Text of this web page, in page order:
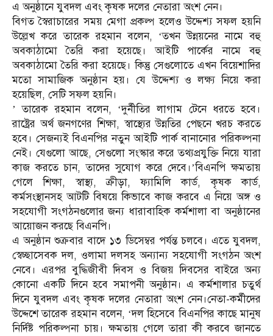
এ অনুষ্ঠানে যুবদল এবং কৃষক দলের নেতারা অংশ নেন।
বিগত স্বৈরাচারের সময় মেগা প্রকল্প হলেও উদ্দেশ্য সফল হয়নি
উল্লেখ করে তারেক রহমান বলেন, ‘তখন উন্নয়নের নামে বহু
অবকাঠামো তৈরি করা হয়েছে। আইটি পার্কের নামে বহু
অবকাঠামো তৈরি করা হয়েছে। কিন্তু সেগুলোতে এখন বিয়েশাদির
মতো সামাজিক অনুষ্ঠান হয়। যে উদ্দেশ্য ও লক্ষ্য নিয়ে করা
হয়েছিল, সেটি সফল হয়নি।
’ তারেক রহমান বলেন, ‘দুর্নীতির লাগাম টেনে ধরতে হবে।
রাষ্ট্রের অর্থ জনগণের শিক্ষা, স্বাস্থ্যের উন্নতির পেছনে খরচ করতে
হবে। সেজন্যই বিএনপির নতুন আইটি পার্ক বানানোর পরিকল্পনা
নেই। যেগুলো আছে, সেগুলো সংস্কার করে তথ্যপ্রযুক্তি নিয়ে যারা
কাজ করতে চান, তাদের সুযোগ করে দেবে।’বিএনপি ক্ষমতায়
গেলে শিক্ষা, স্বাস্থ্য, ক্রীড়া, ফ্যামিলি কার্ড, কৃষক কার্ড,
কর্মসংস্থানসহ আটটি বিষয়ে কিভাবে কাজ করবে এ নিয়ে অঙ্গ ও
সহযোগী সংগঠনগুলোর জন্য ধারাবাহিক কর্মশালা বা অনুষ্ঠানের
আয়োজন করছে বিএনপি।
এ অনুষ্ঠান শুক্রবার বাদে ১৩ ডিসেম্বর পর্যন্ত চলবে। এতে যুবদল,
স্বেচ্ছাসেবক দল, ওলামা দলসহ অন্যান্য সহযোগী সংগঠন অংশ
নেবে। এরপর বুদ্ধিজীবী দিবস ও বিজয় দিবসের বাইরে অন্য
কোনো একটি দিনে হবে সমাপনী অনুষ্ঠান। এ কর্মশালার চতুর্থ
দিনে যুবদল এবং কৃষক দলের নেতারা অংশ নেন।নেতা-কর্মীদের
উদ্দেশে তারেক রহমান বলেন, ‘দল হিসেবে বিএনপির কাছে মানুষ
নির্দিষ্ট পরিকল্পনা চায়। ক্ষমতায় গেলে তারা কী করবে জানতে